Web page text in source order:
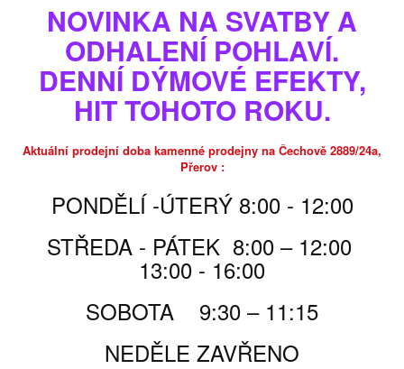
DÝMOVNICE - ORANŽOVÁ - 4ks
Model EP-8025CS-E
skladem, nebo do 3-4 dnů
Tisk
za bal
NOVINKA NA SVATBY A
ODHALENÍ POHLAVÍ.
DENNÍ DÝMOVÉ EFEKTY,
HIT TOHOTO ROKU.
Aktuální prodejní doba kamenné prodejny na Čechově 2889/24a,
Přerov :
PONDĚLÍ -ÚTERÝ 8:00 - 12:00
STŘEDA - PÁTEK 8:00 – 12:00
13:00 - 16:00
SOBOTA 9:30 – 11:15
NEDĚLE ZAVŘENO